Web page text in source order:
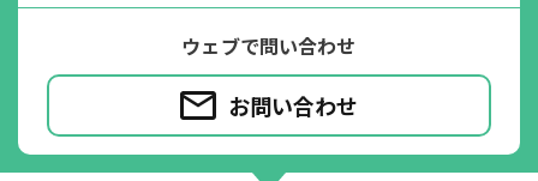
ウェブで問い合わせ
お問い合わせ